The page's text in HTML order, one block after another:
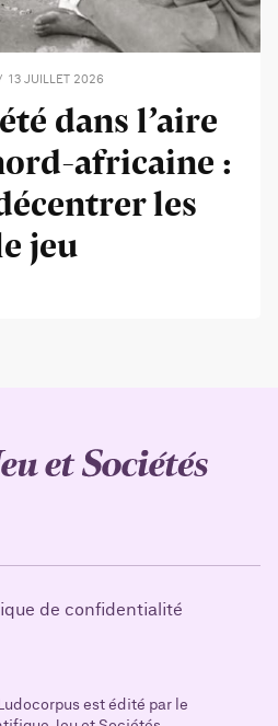
13 JUILLET 2026
dans l’aire
africaine :
les
jeu
de confidentialité
est édité par le